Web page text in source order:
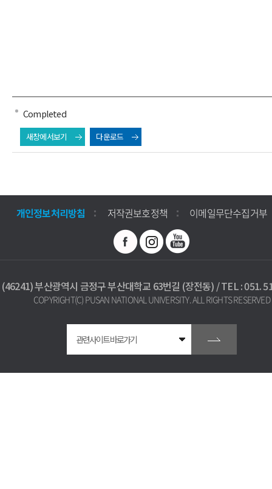
Completed
새창에서보기 다운로드
개인정보처리방침 저작권보호정책 이메일무단수집거부
(46241) 부산광역시 금정구 부산대학교 63번길 (장전동) / TEL : 051.
COPYRIGHT(C) PUSAN NATIONAL UNIVERSITY. ALL RIGHTS RESERVED